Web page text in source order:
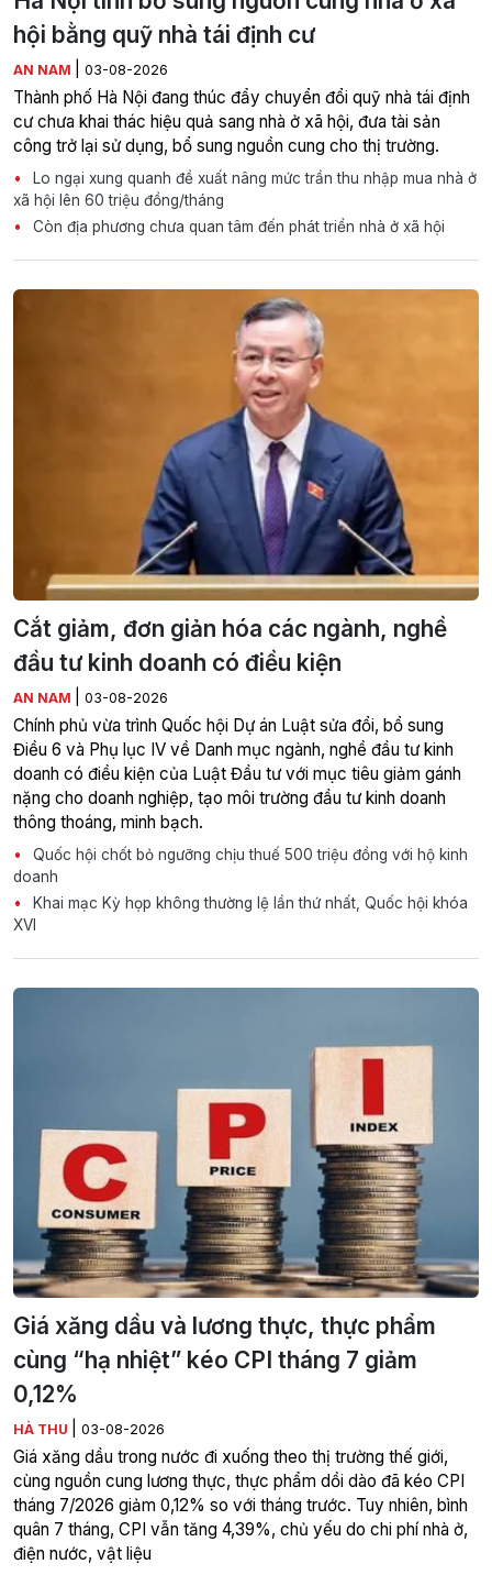
hội bằng quỹ nhà tái định cư
AN NAM 03-08-2026
Thành phố Hà Nội đang thúc đẩy chuyển đổi quỹ nhà tái định
cư chưa khai thác hiệu quả sang nhà ở xã hội, đưa tài sản
công trở lại sử dụng, bổ sung nguồn cung cho thị trường.
Lo ngại xung quanh đề xuất nâng mức trần thu nhập mua nhà ở
xã hội lên 60 triệu đồng/tháng
Còn địa phương chưa quan tâm đến phát triển nhà ở xã hội
Cắt giảm, đơn giản hóa các ngành, nghề
đầu tư kinh doanh có điều kiện
AN NAM 03-08-2026
Chính phủ vừa trình Quốc hội Dự án Luật sửa đổi, bổ sung
Điều 6 và Phụ lục IV về Danh mục ngành, nghề đầu tư kinh
doanh có điều kiện của Luật Đầu tư với mục tiêu giảm gánh
nặng cho doanh nghiệp, tạo môi trường đầu tư kinh doanh
thông thoáng, minh bạch.
Quốc hội chốt bỏ ngưỡng chịu thuế 500 triệu đồng với hộ kinh
doanh
Khai mạc Kỳ họp không thường lệ lần thứ nhất, Quốc hội khóa
XVI
Giá xăng dầu và lương thực, thực phẩm
cùng “hạ nhiệt” kéo CPI tháng 7 giảm
0,12%
HÀ THU 03-08-2026
Giá xăng dầu trong nước đi xuống theo thị trường thế giới,
cùng nguồn cung lương thực, thực phẩm dồi dào đã kéo CPI
tháng 7/2026 giảm 0,12% so với tháng trước. Tuy nhiên, bình
quân 7 tháng, CPI vẫn tăng 4,39%, chủ yếu do chi phí nhà ở,
điện nước, vật liệu